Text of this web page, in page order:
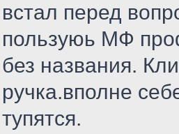
встал перед
пользуюь МФ
без названия.
ручка.вполне
тупятся.